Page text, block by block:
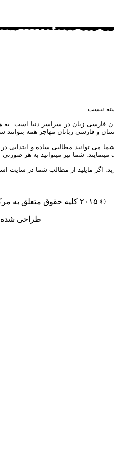
نیست.
فارسی زبان در سراسر دنیا است.
و فارسی زبانان مهاجر همه
مطالبی ساده و ابتدایی در
شما نیز میتوانید به هر صورتی
اگر مایلید از مطالب شما در سایت
© ۲۰۱۵ کلیه حقوق متعلق به مرکز پژوهش های مسیحی میباشد.
طراحی